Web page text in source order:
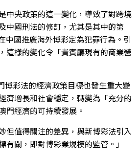
中央政策的這一變化，導致了對跨境
中國刑法的修訂，尤其是其中的第
中國推廣海外博彩定為犯罪行為。引
這樣的變化令「貴賓廳現有的商業營
博彩法的經濟政策目標也發生重大變
濟增長和社會穩定，轉變為「充分的
門經濟的可持續發展。
但值得關注的差異，與新博彩法引入
有關，即對博彩業規模的監管。」